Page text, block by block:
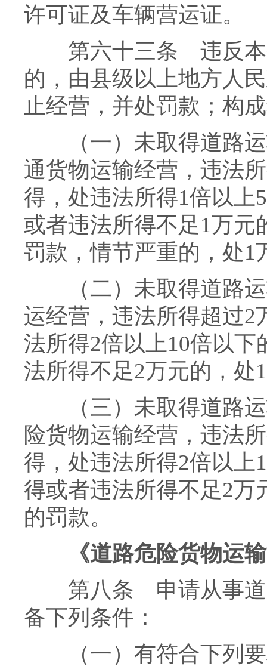
许可证及车辆营运证。
第六十三条 违反本
的，由县级以上地方人
止经营，并处罚款；构
（一）未取得道路运
通货物运输经营，违法
得，处违法所得1倍以上
或者违法所得不足1万元
罚款，情节严重的，处1
（二）未取得道路运
运经营，违法所得超过2
法所得2倍以上10倍以
法所得不足2万元的，处
（三）未取得道路运
险货物运输经营，违法
得，处违法所得2倍以上
得或者违法所得不足2万
的罚款。
《道路危险货物运输
第八条 申请从事道
备下列条件：
（一）有符合下列要